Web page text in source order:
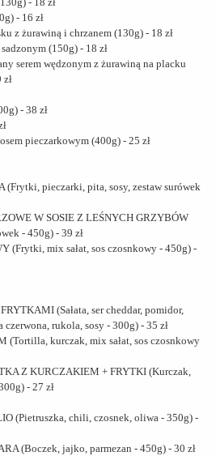
- 16 zł
z żurawiną i chrzanem (130g) - 18 zł
(150g) - 18 zł
serem wędzonym z żurawiną na placku
- 38 zł
pieczarkowym (400g) - 25 zł
(Frytki, pieczarki, pita, sosy, zestaw surówek
W SOSIE Z LEŚNYCH GRZYBÓW
- 450g) - 39 zł
(Frytki, mix sałat, sos czosnkowy - 450g) -
(Sałata, ser cheddar, pomidor,
rukola, sosy - 300g) - 35 zł
(Tortilla, kurczak, mix sałat, sos czosnkowy
Z KURCZAKIEM + FRYTKI (Kurczak,
- 27 zł
(Pietruszka, chili, czosnek, oliwa - 350g) -
(Boczek, jajko, parmezan - 450g) - 30 zł